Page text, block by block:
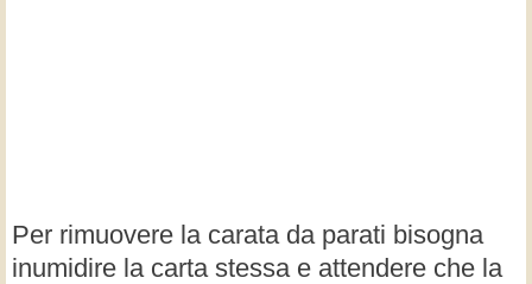
Per rimuovere la carata da parati bisogna
inumidire la carta stessa e attendere che la